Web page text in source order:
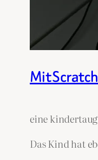
Mit
eine
Das Kind hat